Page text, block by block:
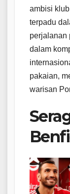
ambisi
terpadu
perjalanan
dalam
pakaian,
warisan